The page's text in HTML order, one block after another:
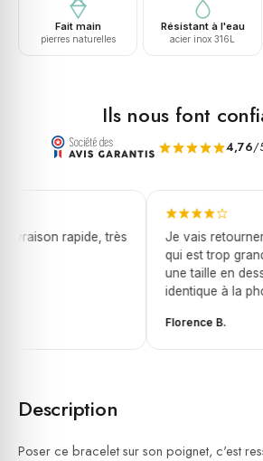
Fait main
pierres naturelles
Résistant à l'eau
acier inox 316L
Ils nous font
4,76/
rapide, très
Je vais retourner
qui est trop
une taille en
identique à la
Florence B.
Description
Poser ce bracelet sur son poignet, c'est